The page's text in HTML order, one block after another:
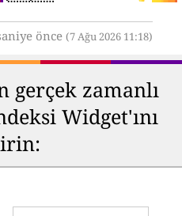
önce (7 Ağu 2026 11:18)
gerçek zamanlı
Widget'ını